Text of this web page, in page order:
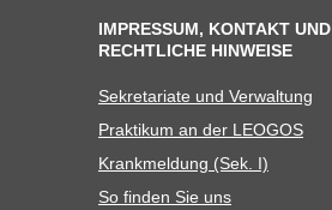
IMPRESSUM, KONTAKT UND
RECHTLICHE HINWEISE
Sekre­ta­riate und Verwaltung
Prak­ti­kum an der LEOGOS
Krank­mel­dung (Sek. I)
So fin­den Sie uns